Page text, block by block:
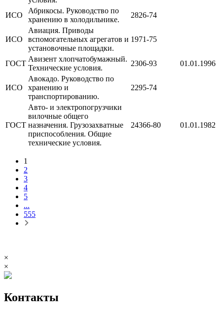
ИСО
Абрикосы. Руководство по
хранению в холодильнике.
2826-74
ИСО
Авиация. Приводы
вспомогательных агрегатов и
установочные площадки.
1971-75
ГОСТ
Авизент хлопчатобумажный.
Технические условия.
2306-93 01.01.1996
ИСО
Авокадо. Руководство по
хранению и
транспортированию.
2295-74
ГОСТ
Авто- и электропогрузчики
вилочные общего
назначения. Грузозахватные
приспособления. Общие
технические условия.
24366-80 01.01.1982
1
2
3
4
5
...
555
×
×
Контакты